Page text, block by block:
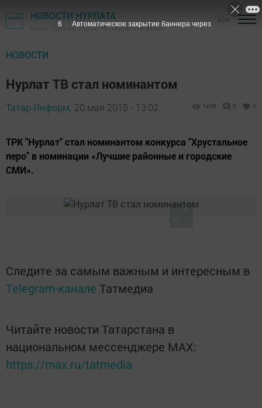
НОВОСТИ НУРЛАТА
Газета "Дружба", Нурлат ТВ - Нурлатский район
НОВОСТИ
Нурлат ТВ стал номинантом
Татар-Информ, 20 мая 2015 - 13:02 1456 0 0
ТРК "Нурлат" стал номинантом конкурса "Хрустальное
перо" в номинации «Лучшие районные и городские
СМИ».
Следите за самым важным и интересным в
Telegram-канале Татмедиа
Читайте новости Татарстана в
национальном мессенджере MАХ:
https://max.ru/tatmedia
5 Автоматическое закрытие баннера через